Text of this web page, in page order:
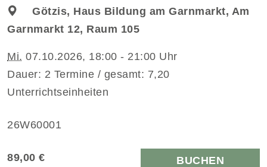
Götzis, Haus Bildung am Garnmarkt, Am
Garnmarkt 12, Raum 105
Mi. 07.10.2026, 18:00 - 21:00 Uhr
Dauer: 2 Termine / gesamt: 7,20
Unterrichtseinheiten
26W60001
89,00 € BUCHEN